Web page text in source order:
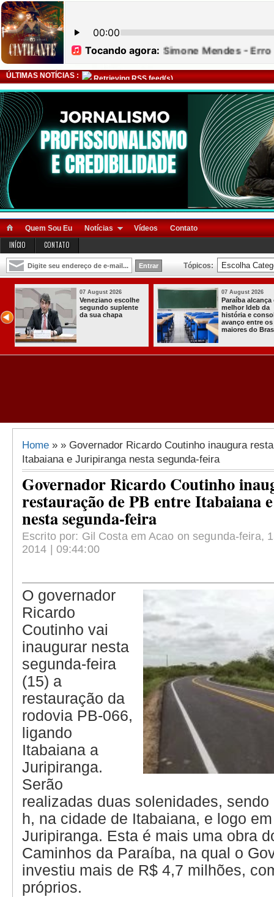
ÚLTIMAS NOTÍCIAS : Retrieving RSS feed(s)
Quem Sou Eu Notícias Vídeos Contato
INÍCIO CONTATO
Tópicos:
o
da
consolida
os
Brasil
07 August 2026
Homem é preso
com armas,
munições e
radiocomunicadore
03
a
Home » » Governador Ricardo Coutinho inaugura
Itabaiana e Juripiranga nesta segunda-feira
Governador Ricardo Coutinho
restauração de PB entre Itabaiana
nesta segunda-feira
Escrito por: Gil Costa em Acao on segunda-feira,
2014 | 09:44:00
O governador
Ricardo
Coutinho vai
inaugurar nesta
segunda-feira
(15) a
restauração da
rodovia PB-066,
ligando
Itabaiana a
Juripiranga.
Serão
realizadas duas solenidades,
h, na cidade de Itabaiana, e logo
Juripiranga. Esta é mais uma obra
Caminhos da Paraíba, na qual o
investiu mais de R$ 4,7 milhões,
próprios.